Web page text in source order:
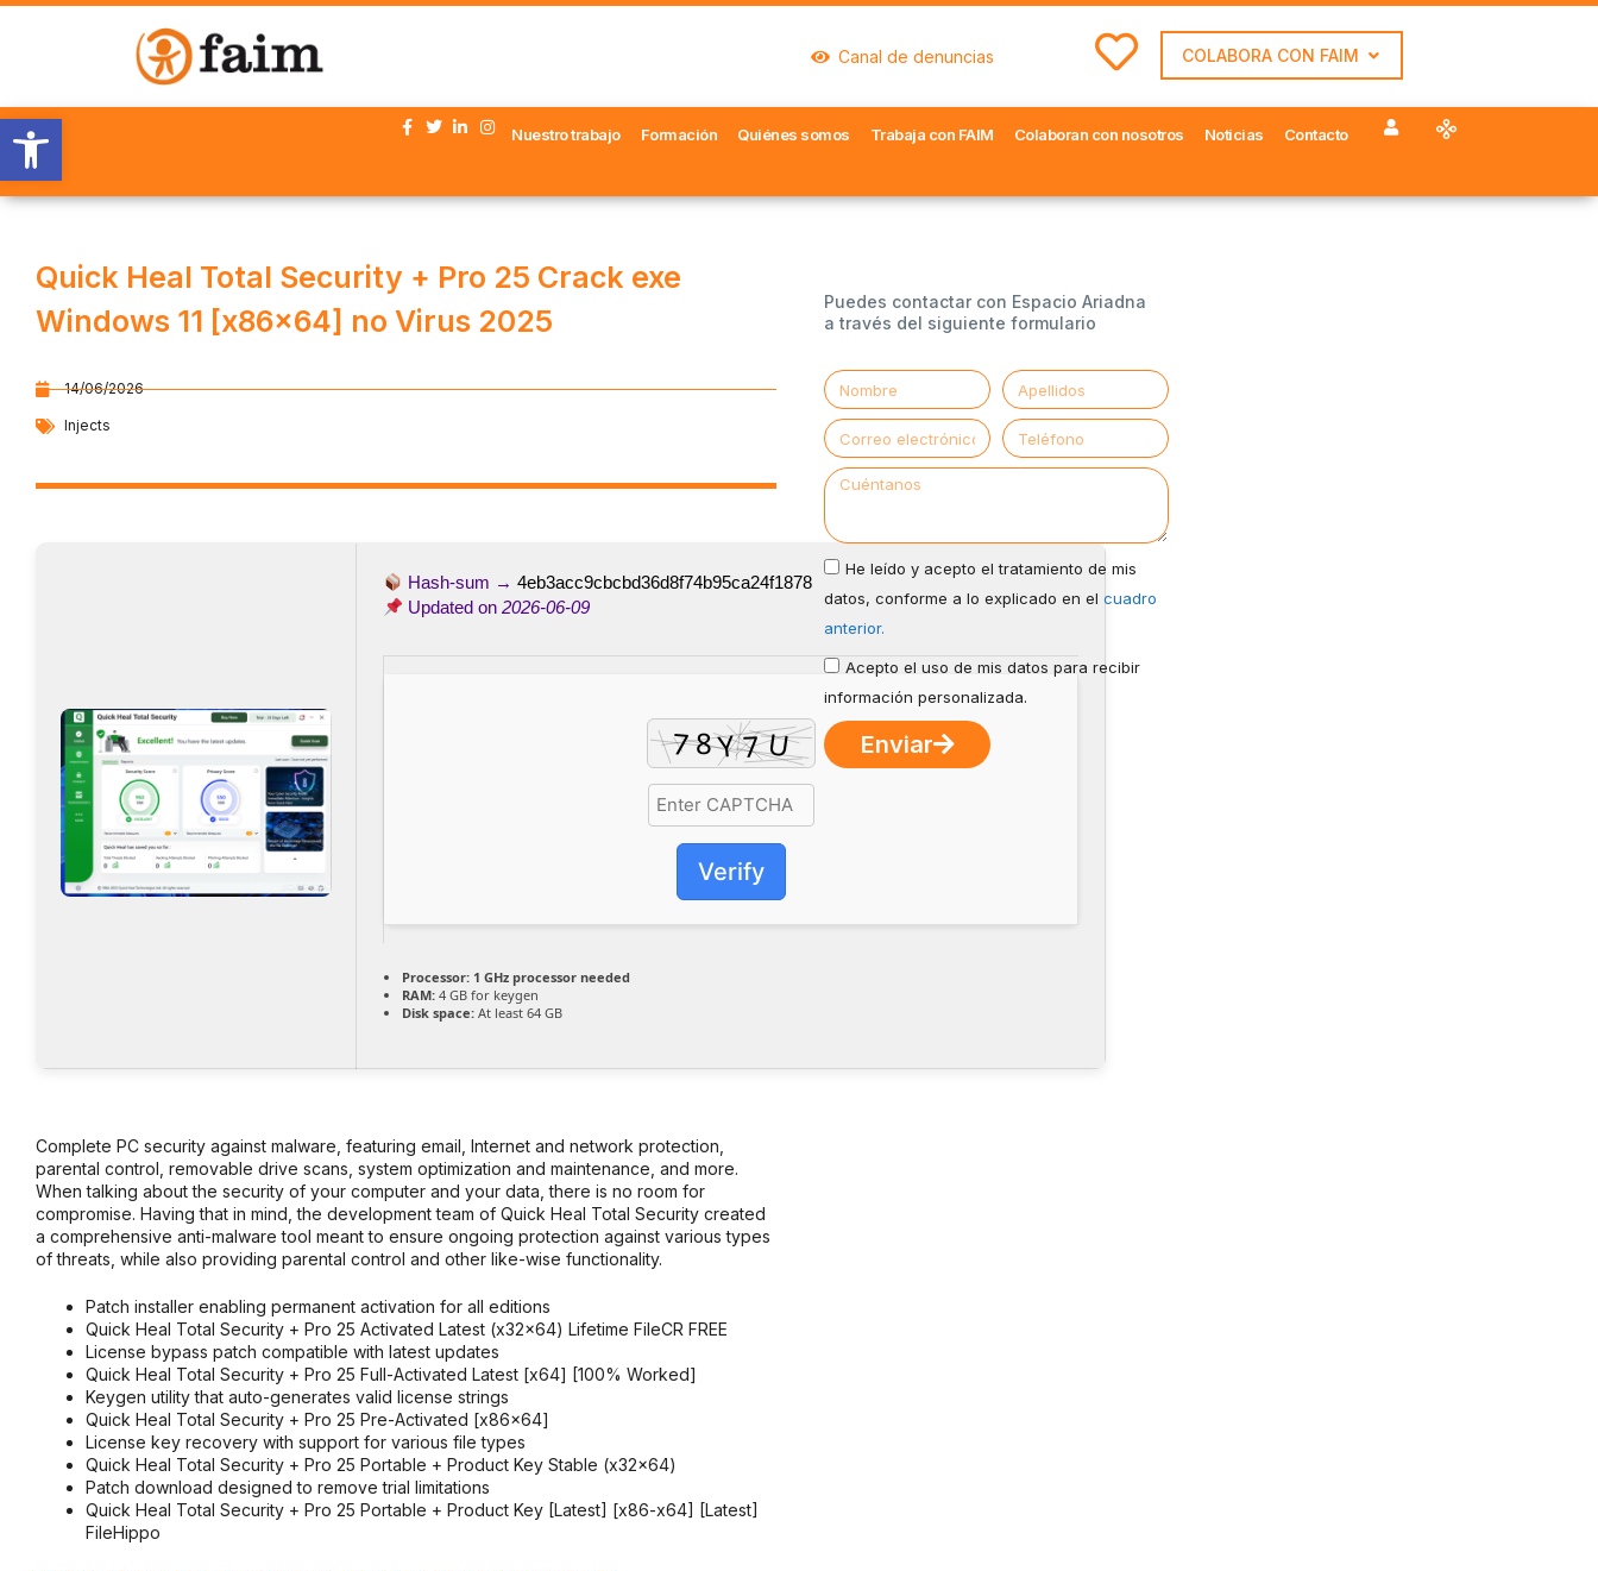
Abrir barra de herramientas
Canal de denuncias COLABORA CON FAIM
Nuestro trabajo Formación Quiénes somos Trabaja con FAIM Colaboran con nosotros Noticias Contacto
Quick Heal Total Security + Pro 25 Crack exe
Windows 11 [x86x64] no Virus 2025
14/06/2026
Injects
Hash-sum →4eb3acc9cbcbd36d8f74b95ca24f1878
Updated on2026-06-09
Verify
Processor: 1 GHz processor needed
RAM: 4 GB for keygen
Disk space: At least 64 GB
Complete PC security against malware, featuring email, Internet and network protection,
parental control, removable drive scans, system optimization and maintenance, and more.
When talking about the security of your computer and your data, there is no room for
compromise. Having that in mind, the development team of Quick Heal Total Security created
a comprehensive anti-malware tool meant to ensure ongoing protection against various types
of threats, while also providing parental control and other like-wise functionality.
Patch installer enabling permanent activation for all editions
Quick Heal Total Security + Pro 25 Activated Latest (x32x64) Lifetime FileCR FREE
License bypass patch compatible with latest updates
Quick Heal Total Security + Pro 25 Full-Activated Latest [x64] [100% Worked]
Keygen utility that auto-generates valid license strings
Quick Heal Total Security + Pro 25 Pre-Activated [x86x64]
License key recovery with support for various file types
Quick Heal Total Security + Pro 25 Portable + Product Key Stable (x32x64)
Patch download designed to remove trial limitations
Quick Heal Total Security + Pro 25 Portable + Product Key [Latest] [x86-x64] [Latest]
FileHippo
Puedes contactar con Espacio Ariadna
a través del siguiente formulario
He leído y acepto el tratamiento de mis
datos, conforme a lo explicado en elcuadro
anterior.
Acepto el uso de mis datos para recibir
información personalizada.
Enviar